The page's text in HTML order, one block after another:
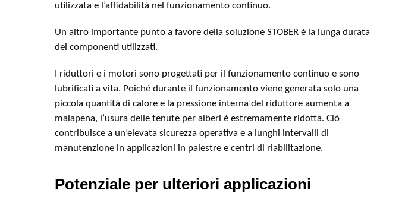
utilizzata e l’affidabilità nel funzionamento continuo.
Un altro importante punto a favore della soluzione STOBER è la lunga durata
dei componenti utilizzati.
I riduttori e i motori sono progettati per il funzionamento continuo e sono
lubrificati a vita. Poiché durante il funzionamento viene generata solo una
piccola quantità di calore e la pressione interna del riduttore aumenta a
malapena, l’usura delle tenute per alberi è estremamente ridotta. Ciò
contribuisce a un’elevata sicurezza operativa e a lunghi intervalli di
manutenzione in applicazioni in palestre e centri di riabilitazione.
Potenziale per ulteriori applicazioni